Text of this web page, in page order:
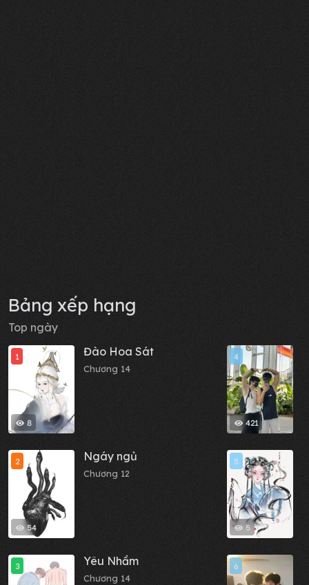
Bảng xếp hạng
Top ngày
8
1 Đào Hoa Sát
Chương 14
54
2 Ngáy ngủ
Chương 12
3 Yêu Nhầm
Chương 14
421
4
5
5
6